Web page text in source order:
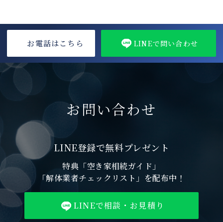
お電話はこちら LINEで問い合わせ
お問い合わせ
LINE登録で無料プレゼント
特典「空き家相続ガイド」
「解体業者チェックリスト」を配布中！
LINEで相談・お見積り